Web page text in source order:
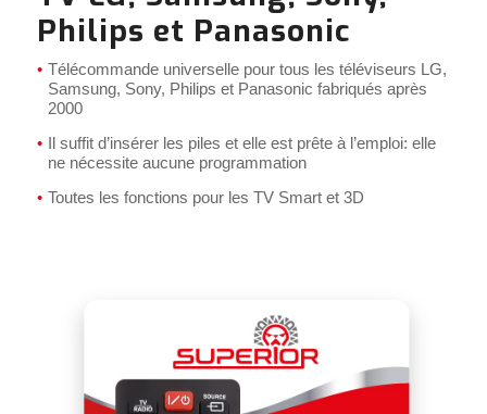
Philips et Panasonic
Télécommande universelle pour tous les téléviseurs LG,
Samsung, Sony, Philips et Panasonic fabriqués après
2000
Il suffit d’insérer les piles et elle est prête à l’emploi: elle
ne nécessite aucune programmation
Toutes les fonctions pour les TV Smart et 3D